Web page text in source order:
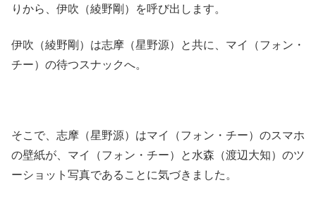
りから、伊吹（綾野剛）を呼び出します。
伊吹（綾野剛）は志摩（星野源）と共に、マイ（フォン・
チー）の待つスナックへ。
そこで、志摩（星野源）はマイ（フォン・チー）のスマホ
の壁紙が、マイ（フォン・チー）と水森（渡辺大知）のツ
ーショット写真であることに気づきました。